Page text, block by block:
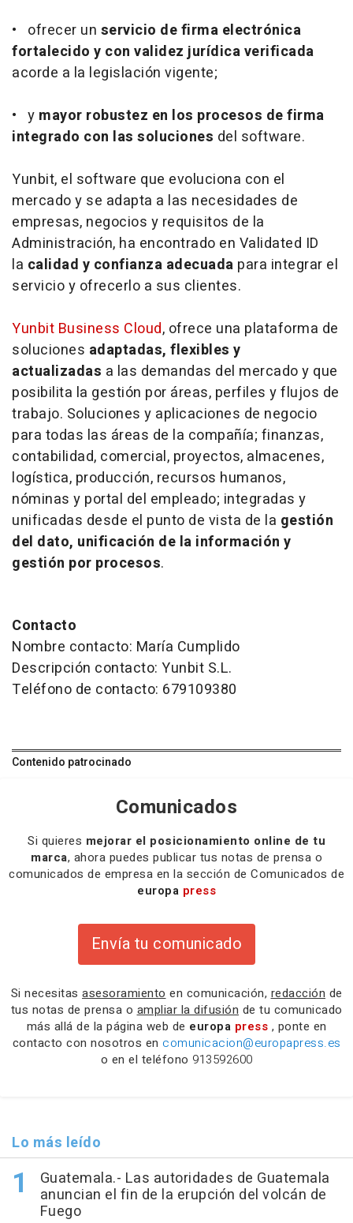
• ofrecer un servicio de firma electrónica
fortalecido y con validez jurídica verificada
acorde a la legislación vigente;
• y mayor robustez en los procesos de firma
integrado con las soluciones del software.
Yunbit, el software que evoluciona con el
mercado y se adapta a las necesidades de
empresas, negocios y requisitos de la
Administración, ha encontrado en Validated ID
la calidad y confianza adecuada para integrar el
servicio y ofrecerlo a sus clientes.
Yunbit Business Cloud, ofrece una plataforma de
soluciones adaptadas, flexibles y
actualizadas a las demandas del mercado y que
posibilita la gestión por áreas, perfiles y flujos de
trabajo. Soluciones y aplicaciones de negocio
para todas las áreas de la compañía; finanzas,
contabilidad, comercial, proyectos, almacenes,
logística, producción, recursos humanos,
nóminas y portal del empleado; integradas y
unificadas desde el punto de vista de la gestión
del dato, unificación de la información y
gestión por procesos.
Contacto
Nombre contacto: María Cumplido
Descripción contacto: Yunbit S.L.
Teléfono de contacto: 679109380
Contenido patrocinado
Comunicados
Si quieres mejorar el posicionamiento online de tu
marca, ahora puedes publicar tus notas de prensa o
comunicados de empresa en la sección de Comunicados de
europa press
Envía tu comunicado
Si necesitas asesoramiento en comunicación, redacción de
tus notas de prensa o ampliar la difusión de tu comunicado
más allá de la página web de europa press , ponte en
contacto con nosotros en comunicacion@europapress.es
o en el teléfono 913592600
Lo más leído
Guatemala.- Las autoridades de Guatemala
anuncian el fin de la erupción del volcán de
Fuego